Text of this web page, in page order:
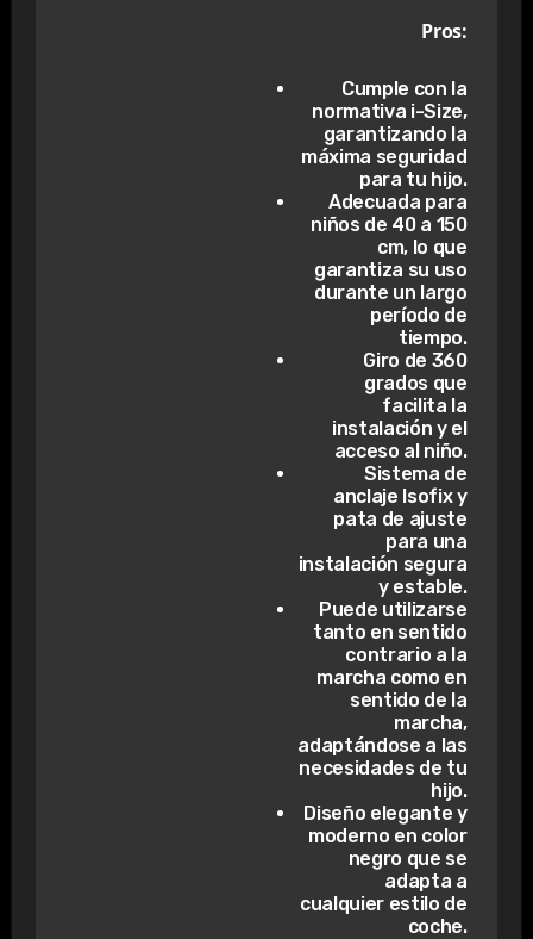
Pros:
Cumple con la
normativa i-Size,
garantizando la
máxima seguridad
para tu hijo.
Adecuada para
niños de 40 a 150
cm, lo que
garantiza su uso
durante un largo
período de
tiempo.
Giro de 360
grados que
facilita la
instalación y el
acceso al niño.
Sistema de
anclaje Isofix y
pata de ajuste
para una
instalación segura
y estable.
Puede utilizarse
tanto en sentido
contrario a la
marcha como en
sentido de la
marcha,
adaptándose a las
necesidades de tu
hijo.
Diseño elegante y
moderno en color
negro que se
adapta a
cualquier estilo de
coche.